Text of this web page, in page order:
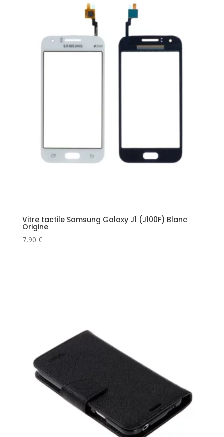
Vitre tactile Samsung Galaxy J1 (J100F) Blanc
Origine
7,90 €